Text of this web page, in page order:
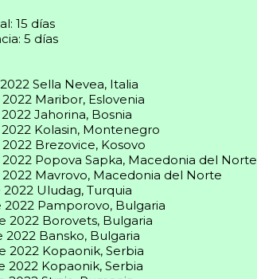
15 días
5 días
Sella Nevea, Italia
Maribor, Eslovenia
Jahorina, Bosnia
Kolasin, Montenegro
Brezovice, Kosovo
Popova Sapka, Macedonia del Norte
Mavrovo, Macedonia del Norte
Uludag, Turquia
Pamporovo, Bulgaria
2022 Borovets, Bulgaria
2022 Bansko, Bulgaria
2022 Kopaonik, Serbia
2022 Kopaonik, Serbia